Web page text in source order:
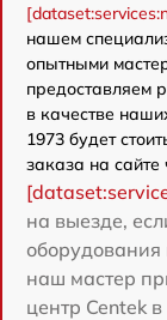
нашем
опытными
предоставляем
в качестве
1973 будет
заказа на
на выезде,
оборудования
наш мастер
центр Centek